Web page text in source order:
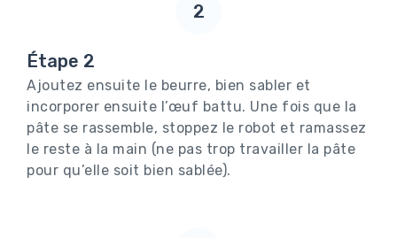
2
Étape 2
Ajoutez ensuite le beurre, bien sabler et
incorporer ensuite l’œuf battu. Une fois que la
pâte se rassemble, stoppez le robot et ramassez
le reste à la main (ne pas trop travailler la pâte
pour qu’elle soit bien sablée).